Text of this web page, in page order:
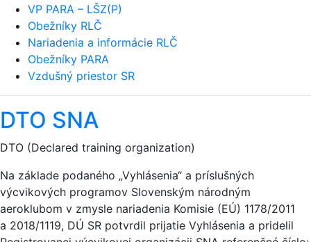
VP PARA – LŠZ(P)
Obežníky RLČ
Nariadenia a informácie RLČ
Obežníky PARA
Vzdušný priestor SR
DTO SNA
DTO (Declared training organization)
Na základe podaného „Vyhlásenia“ a príslušných
výcvikových programov Slovenským národným
aeroklubom v zmysle nariadenia Komisie (EÚ) 1178/2011
a 2018/1119, DÚ SR potvrdil prijatie Vyhlásenia a pridelil